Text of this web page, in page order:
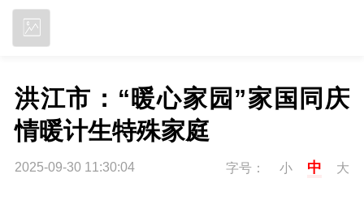
洪江市：“暖心家园”家国同庆
情暖计生特殊家庭
2025-09-30 11:30:04 字号： 小 中 大